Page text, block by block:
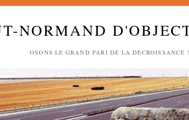
NORMAND
OSONS LE GRAND PARI DE LA DÉCROISSANCE !